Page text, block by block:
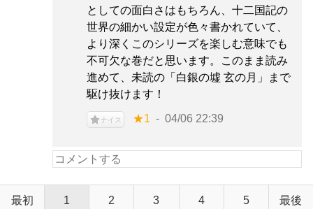
としての面白さはもちろん、十二国記の
世界の細かい設定が色々書かれていて、
より深くこのシリーズを楽しむ意味でも
不可欠な巻だと思います。このまま読み
進めて、未読の「白銀の墟 玄の月」まで
駆け抜けます！
ナイス ★1 04/06 22:39
最初 1 2 3 4 5 最後